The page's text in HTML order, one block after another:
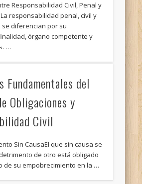
Responsabilidad Civil, Penal y
responsabilidad penal, civil y
diferencian por su
órgano competente y
…
Fundamentales del
Obligaciones y
Civil
Sin CausaEl que sin causa se
de otro está obligado
de su empobrecimiento en la …